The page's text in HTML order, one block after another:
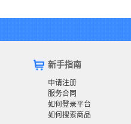
新手指南
申请注册
服务合同
如何登录平台
如何搜索商品